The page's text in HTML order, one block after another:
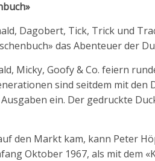
Dagobert, Tick, Trick und
das Abenteuer der
Micky, Goofy & Co. feiern
sind seitdem mit den
ein. Der gedruckte
den Markt kam, kann Peter
Oktober 1967, als mit dem